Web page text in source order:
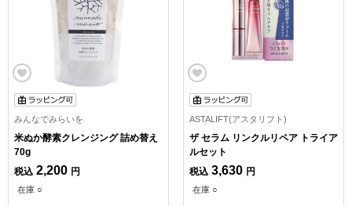
みんなでみらいを
米ぬか酵素クレンジング 詰め替え
70g
税込 2,200 円
在庫 ○
ASTALIFT(アスタリフト)
ザ セラム リンクルリペア トライア
ルセット
税込 3,630 円
在庫 ○